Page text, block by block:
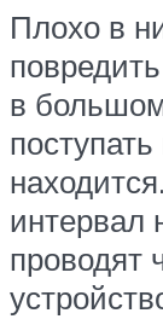
Плохо в
в
интервал
проводят